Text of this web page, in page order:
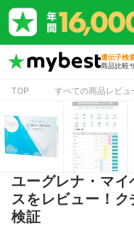
遺伝子検
商品比較
TOP すべての商品レビュ
ユーグレナ・マ
スをレビュー！
検証